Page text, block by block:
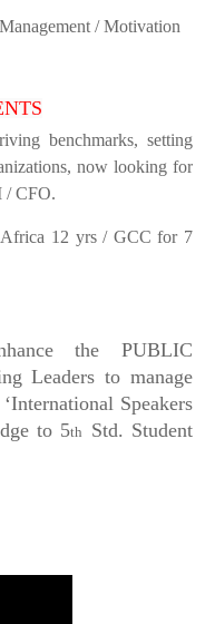
/ Motivation
benchmarks, setting
now looking for
/ CFO.
12 yrs / GCC for 7
the PUBLIC
Leaders to manage
Speakers
to 5th
Std. Student